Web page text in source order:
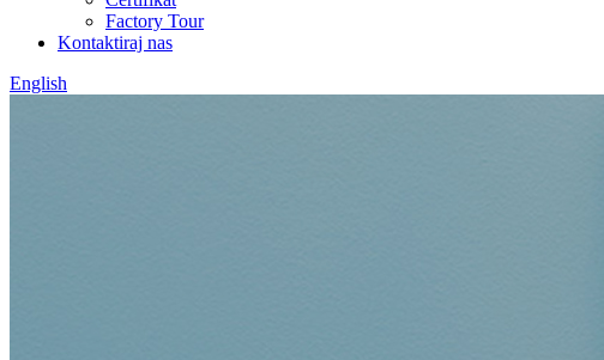
Factory Tour
Kontaktiraj nas
English